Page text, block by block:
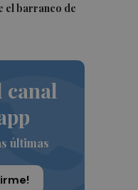
el barranco de
canal
últimas